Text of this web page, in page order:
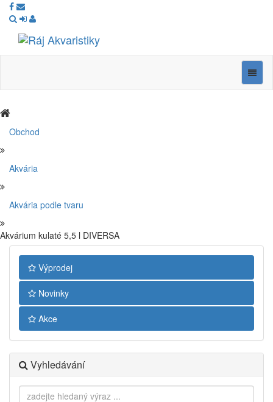
Ráj
Obchod
Akvária
Akvária podle tvaru
Akvárium kulaté 5,5 l DIVERSA
Výprodej
Novinky
Akce
Vyhledávání